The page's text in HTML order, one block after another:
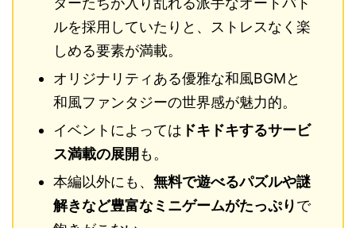
ルを採用していたりと、ストレスなく楽
しめる要素が満載。
オリジナリティある優雅な和風BGMと
和風ファンタジーの世界感が魅力的。
イベントによっては ドキドキするサービ
ス満載の展開 も。
本編以外にも、 無料で遊べるパズルや謎
解きなど豊富なミニゲームがたっぷりで